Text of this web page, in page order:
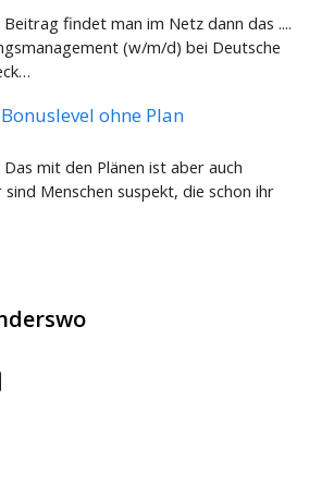
findet man im Netz dann das ....
(w/m/d) bei Deutsche
ohne Plan
mit den Plänen ist aber auch
Menschen suspekt, die schon ihr